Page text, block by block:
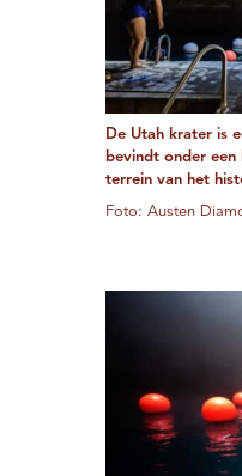
De Utah krater is
bevindt onder
terrein van het
Foto: Austen